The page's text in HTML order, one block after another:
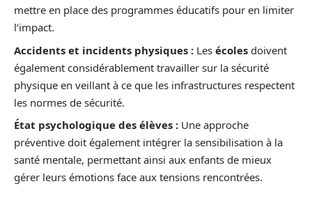
mettre en place des programmes éducatifs pour en limiter
l’impact.
Accidents et incidents physiques : Les écoles doivent
également considérablement travailler sur la sécurité
physique en veillant à ce que les infrastructures respectent
les normes de sécurité.
État psychologique des élèves : Une approche
préventive doit également intégrer la sensibilisation à la
santé mentale, permettant ainsi aux enfants de mieux
gérer leurs émotions face aux tensions rencontrées.